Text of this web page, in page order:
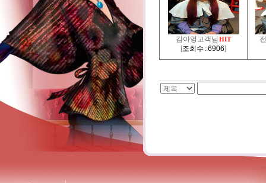
김아영고객님 HIT
[조회수 : 6906]